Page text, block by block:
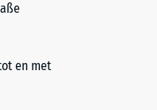
en met